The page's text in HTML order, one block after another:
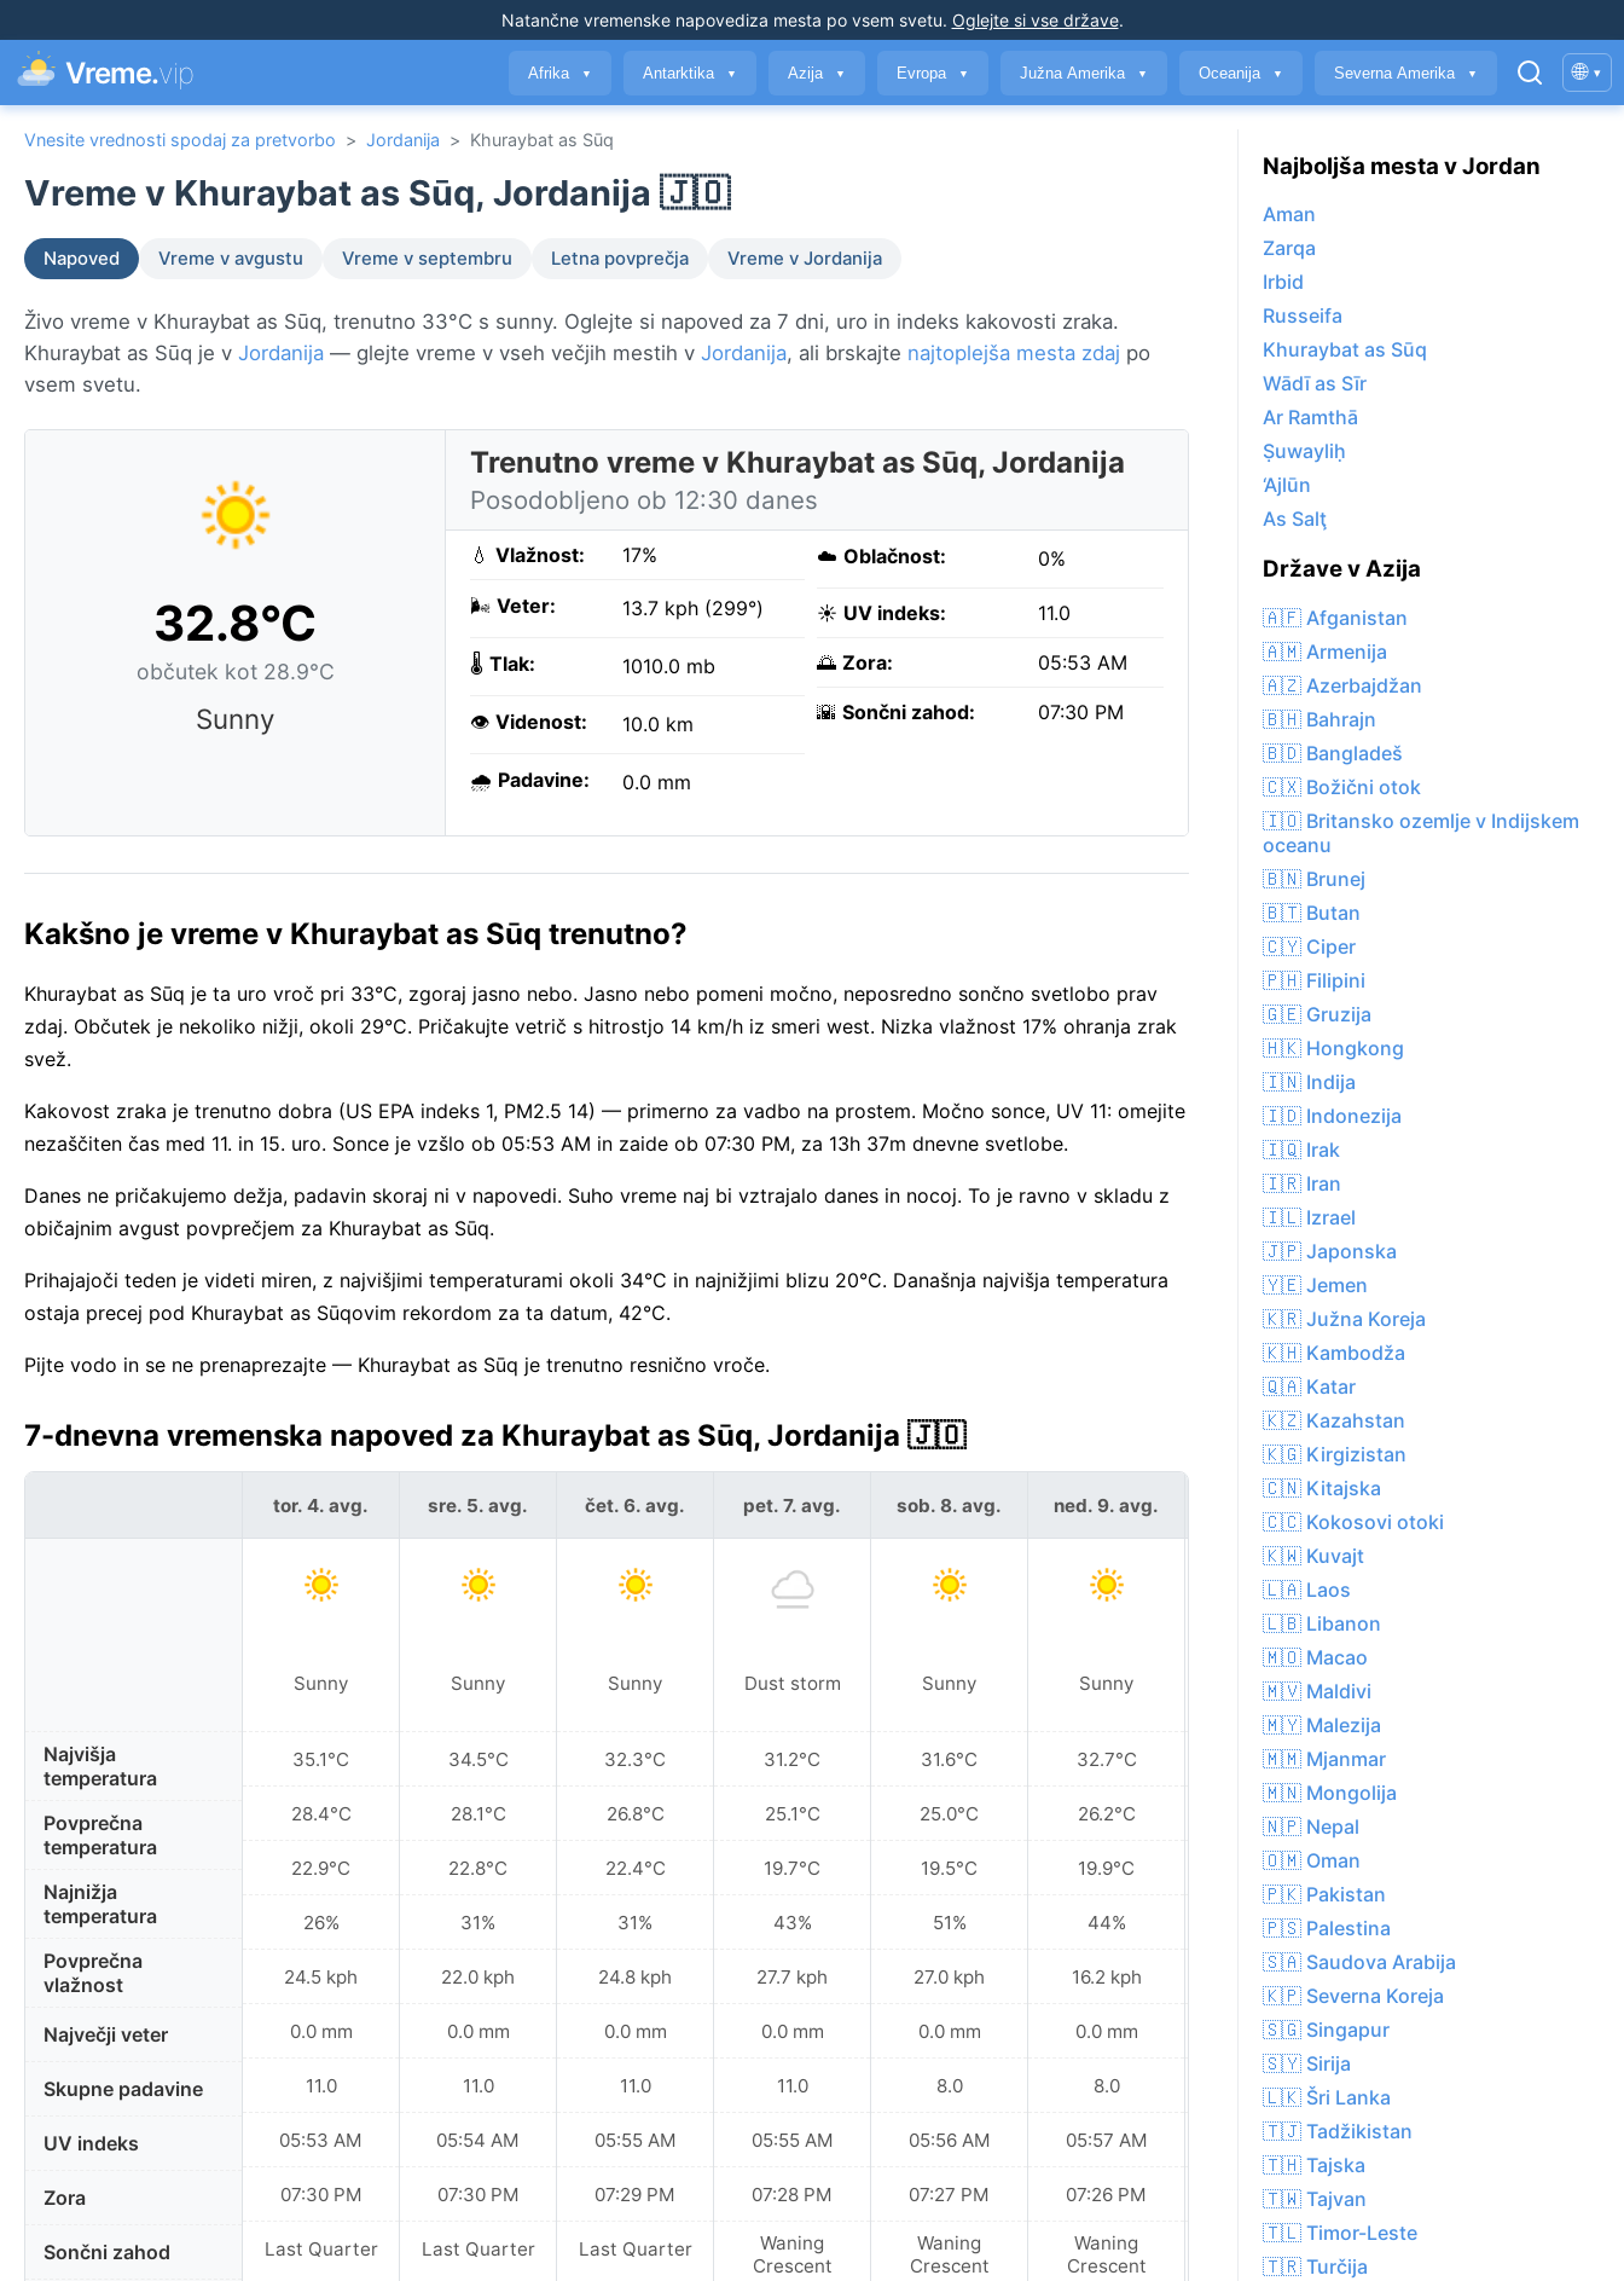
Natančne vremenske napovediza mesta po vsem svetu. Oglejte si vse države.
Vreme.vip Afrika ▼ Antarktika ▼ Azija ▼ Evropa ▼ Južna Amerika ▼ Oceanija ▼ Severna Amerika ▼ 🌐 ▾
Vnesite vrednosti spodaj za pretvorbo > Jordanija > Khuraybat as Sūq
Vreme v Khuraybat as Sūq, Jordanija 🇯🇴
Napoved Vreme v avgustu Vreme v septembru Letna povprečja Vreme v Jordanija
Živo vreme v Khuraybat as Sūq, trenutno 33°C s sunny. Oglejte si napoved za 7 dni, uro in indeks kakovosti zraka.
Khuraybat as Sūq je v Jordanija — glejte vreme v vseh večjih mestih v Jordanija, ali brskajte najtoplejša mesta zdaj po
vsem svetu.
32.8°C
občutek kot 28.9°C
Sunny
Trenutno vreme v Khuraybat as Sūq, Jordanija
Posodobljeno ob 12:30 danes
💧 Vlažnost: 17%
🌬️ Veter: 13.7 kph (299°)
🌡️ Tlak: 1010.0 mb
👁️ Videnost: 10.0 km
🌧️ Padavine: 0.0 mm
☁️ Oblačnost: 0%
☀️ UV indeks: 11.0
🌅 Zora: 05:53 AM
🌇 Sončni zahod: 07:30 PM
Kakšno je vreme v Khuraybat as Sūq trenutno?
Khuraybat as Sūq je ta uro vroč pri 33°C, zgoraj jasno nebo. Jasno nebo pomeni močno, neposredno sončno svetlobo prav
zdaj. Občutek je nekoliko nižji, okoli 29°C. Pričakujte vetrič s hitrostjo 14 km/h iz smeri west. Nizka vlažnost 17% ohranja zrak
svež.
Kakovost zraka je trenutno dobra (US EPA indeks 1, PM2.5 14) — primerno za vadbo na prostem. Močno sonce, UV 11: omejite
nezaščiten čas med 11. in 15. uro. Sonce je vzšlo ob 05:53 AM in zaide ob 07:30 PM, za 13h 37m dnevne svetlobe.
Danes ne pričakujemo dežja, padavin skoraj ni v napovedi. Suho vreme naj bi vztrajalo danes in nocoj. To je ravno v skladu z
običajnim avgust povprečjem za Khuraybat as Sūq.
Prihajajoči teden je videti miren, z najvišjimi temperaturami okoli 34°C in najnižjimi blizu 20°C. Današnja najvišja temperatura
ostaja precej pod Khuraybat as Sūqovim rekordom za ta datum, 42°C.
Pijte vodo in se ne prenaprezajte — Khuraybat as Sūq je trenutno resnično vroče.
7-dnevna vremenska napoved za Khuraybat as Sūq, Jordanija 🇯🇴
Najvišja
temperatura
Povprečna
temperatura
Najnižja
temperatura
Povprečna
vlažnost
Največji veter
Skupne padavine
UV indeks
Zora
Sončni zahod
tor. 4. avg.
Sunny
35.1°C
28.4°C
22.9°C
26%
24.5 kph
0.0 mm
11.0
05:53 AM
07:30 PM
Last Quarter
sre. 5. avg.
Sunny
34.5°C
28.1°C
22.8°C
31%
22.0 kph
0.0 mm
11.0
05:54 AM
07:30 PM
Last Quarter
čet. 6. avg.
Sunny
32.3°C
26.8°C
22.4°C
31%
24.8 kph
0.0 mm
11.0
05:55 AM
07:29 PM
Last Quarter
pet. 7. avg.
Dust storm
31.2°C
25.1°C
19.7°C
43%
27.7 kph
0.0 mm
11.0
05:55 AM
07:28 PM
Waning
Crescent
sob. 8. avg.
Sunny
31.6°C
25.0°C
19.5°C
51%
27.0 kph
0.0 mm
8.0
05:56 AM
07:27 PM
Waning
Crescent
ned. 9. avg.
Sunny
32.7°C
26.2°C
19.9°C
44%
16.2 kph
0.0 mm
8.0
05:57 AM
07:26 PM
Waning
Crescent
pon. 10. avg.
Sunny
37.5°C
29.6°C
23.4°C
29%
27.4 kph
0.0 mm
9.0
05:57 AM
07:25 PM
New Moon
Najboljša mesta v Jordan
Aman
Zarqa
Irbid
Russeifa
Khuraybat as Sūq
Wādī as Sīr
Ar Ramthā
Ṣuwayliḥ
‘Ajlūn
As Salţ
Države v Azija
🇦🇫 Afganistan
🇦🇲 Armenija
🇦🇿 Azerbajdžan
🇧🇭 Bahrajn
🇧🇩 Bangladeš
🇨🇽 Božični otok
🇮🇴 Britansko ozemlje v Indijskem
oceanu
🇧🇳 Brunej
🇧🇹 Butan
🇨🇾 Ciper
🇵🇭 Filipini
🇬🇪 Gruzija
🇭🇰 Hongkong
🇮🇳 Indija
🇮🇩 Indonezija
🇮🇶 Irak
🇮🇷 Iran
🇮🇱 Izrael
🇯🇵 Japonska
🇾🇪 Jemen
🇰🇷 Južna Koreja
🇰🇭 Kambodža
🇶🇦 Katar
🇰🇿 Kazahstan
🇰🇬 Kirgizistan
🇨🇳 Kitajska
🇨🇨 Kokosovi otoki
🇰🇼 Kuvajt
🇱🇦 Laos
🇱🇧 Libanon
🇲🇴 Macao
🇲🇻 Maldivi
🇲🇾 Malezija
🇲🇲 Mjanmar
🇲🇳 Mongolija
🇳🇵 Nepal
🇴🇲 Oman
🇵🇰 Pakistan
🇵🇸 Palestina
🇸🇦 Saudova Arabija
🇰🇵 Severna Koreja
🇸🇬 Singapur
🇸🇾 Sirija
🇱🇰 Šri Lanka
🇹🇯 Tadžikistan
🇹🇭 Tajska
🇹🇼 Tajvan
🇹🇱 Timor-Leste
🇹🇷 Turčija